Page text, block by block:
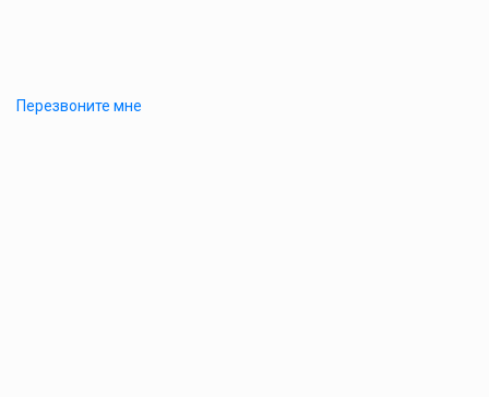
Перезвоните мне